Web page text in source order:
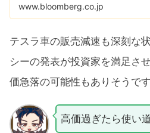
深...
www.bloomberg.co.jp
テスラ車の販売減速も深刻な
シーの発表が投資家を満足さ
価急落の可能性もありそうです
高価過ぎたら使い